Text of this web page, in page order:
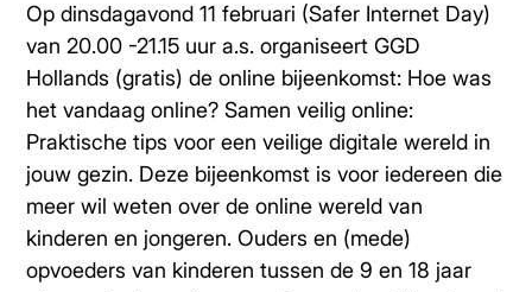
Op dinsdagavond 11 februari (Safer Internet Day)
van 20.00 -21.15 uur a.s. organiseert GGD
Hollands (gratis) de online bijeenkomst: Hoe was
het vandaag online? Samen veilig online:
Praktische tips voor een veilige digitale wereld in
jouw gezin. Deze bijeenkomst is voor iedereen die
meer wil weten over de online wereld van
kinderen en jongeren. Ouders en (mede)
opvoeders van kinderen tussen de 9 en 18 jaar